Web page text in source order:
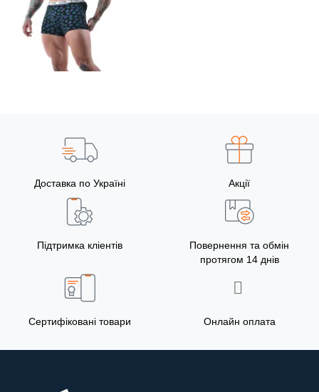
Доставка по Україні Акції
Підтримка кліентів
Повернення та обмін
протягом 14 днів
Сертифіковані товари Онлайн оплата